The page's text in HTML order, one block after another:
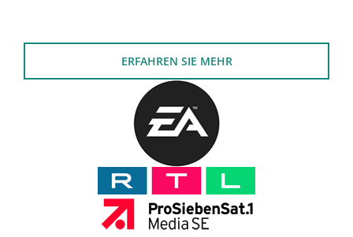
ERFAHREN SIE MEHR